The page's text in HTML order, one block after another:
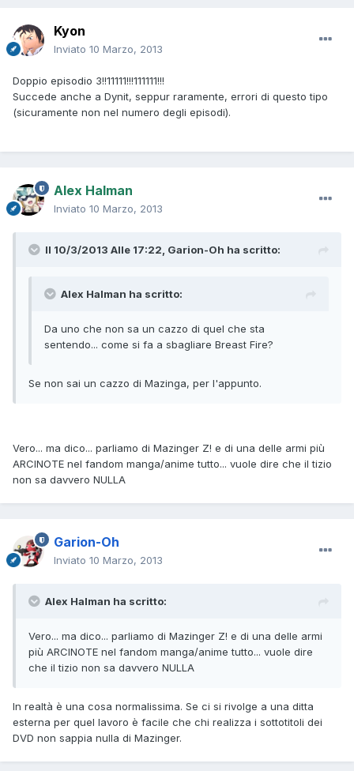
Kyon
Inviato 10 Marzo, 2013
Doppio episodio 3!!11111!!!111111!!!
Succede anche a Dynit, seppur raramente, errori di questo tipo
(sicuramente non nel numero degli episodi).
Alex Halman
Inviato 10 Marzo, 2013
Il 10/3/2013 Alle 17:22, Garion-Oh ha scritto:
Alex Halman ha scritto:
Da uno che non sa un cazzo di quel che sta
sentendo... come si fa a sbagliare Breast Fire?
Se non sai un cazzo di Mazinga, per l'appunto.
Vero... ma dico... parliamo di Mazinger Z! e di una delle armi più
ARCINOTE nel fandom manga/anime tutto... vuole dire che il tizio
non sa davvero NULLA
Garion-Oh
Inviato 10 Marzo, 2013
Alex Halman ha scritto:
Vero... ma dico... parliamo di Mazinger Z! e di una delle armi
più ARCINOTE nel fandom manga/anime tutto... vuole dire
che il tizio non sa davvero NULLA
In realtà è una cosa normalissima. Se ci si rivolge a una ditta
esterna per quel lavoro è facile che chi realizza i sottotitoli dei
DVD non sappia nulla di Mazinger.